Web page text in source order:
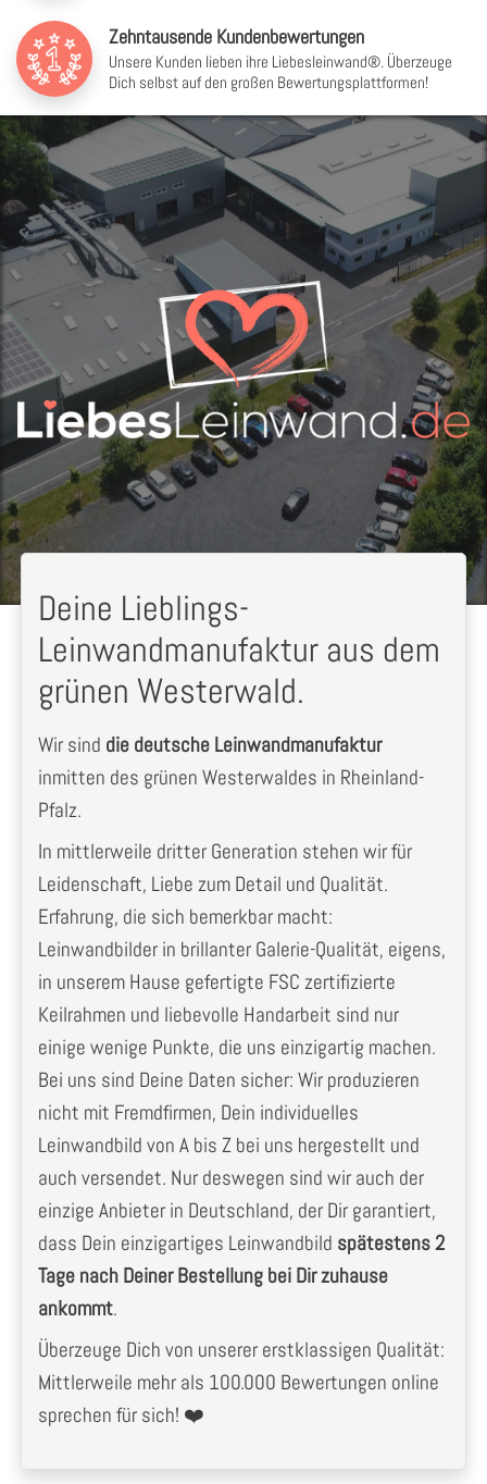
Zehntausende Kundenbewertungen
Unsere Kunden lieben ihre Liebesleinwand®. Überzeuge
Dich selbst auf den großen Bewertungsplattformen!
Deine Lieblings-
Leinwandmanufaktur aus dem
grünen Westerwald.
Wir sind die deutsche Leinwandmanufaktur
inmitten des grünen Westerwaldes in Rheinland-
Pfalz.
In mittlerweile dritter Generation stehen wir für
Leidenschaft, Liebe zum Detail und Qualität.
Erfahrung, die sich bemerkbar macht:
Leinwandbilder in brillanter Galerie-Qualität, eigens,
in unserem Hause gefertigte FSC zertifizierte
Keilrahmen und liebevolle Handarbeit sind nur
einige wenige Punkte, die uns einzigartig machen.
Bei uns sind Deine Daten sicher: Wir produzieren
nicht mit Fremdfirmen, Dein individuelles
Leinwandbild von A bis Z bei uns hergestellt und
auch versendet. Nur deswegen sind wir auch der
einzige Anbieter in Deutschland, der Dir garantiert,
dass Dein einzigartiges Leinwandbild spätestens 2
Tage nach Deiner Bestellung bei Dir zuhause
ankommt.
Überzeuge Dich von unserer erstklassigen Qualität:
Mittlerweile mehr als 100.000 Bewertungen online
sprechen für sich! ❤️